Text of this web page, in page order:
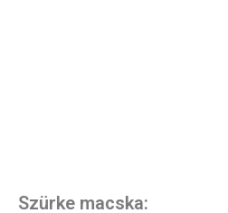
Szürke macska: